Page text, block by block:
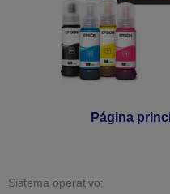
Página
Sistema operativo: